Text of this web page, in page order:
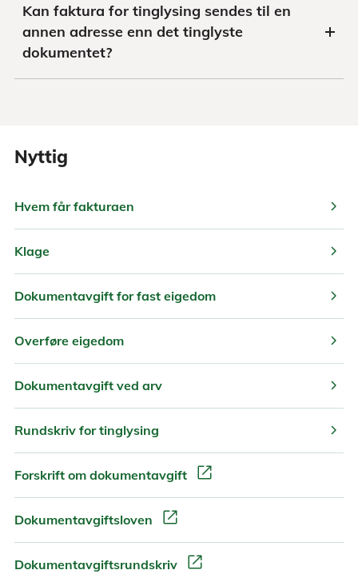
Kan faktura for tinglysing sendes til en
annen adresse enn det tinglyste
dokumentet?
Nyttig
Hvem får fakturaen chevron_right
Klage chevron_right
Dokumentavgift for fast eigedom chevron_right
Overføre eigedom chevron_right
Dokumentavgift ved arv chevron_right
Rundskriv for tinglysing chevron_right
Forskrift om dokumentavgift open_in_new
Dokumentavgiftsloven open_in_new
Dokumentavgiftsrundskriv open_in_new